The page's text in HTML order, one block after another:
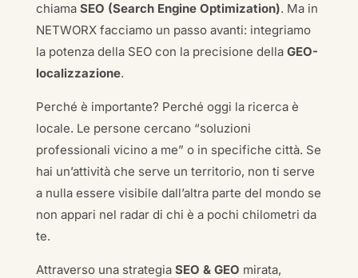
chiama SEO (Search Engine Optimization). Ma in
NETWORX facciamo un passo avanti: integriamo
la potenza della SEO con la precisione della GEO-
localizzazione.
Perché è importante? Perché oggi la ricerca è
locale. Le persone cercano “soluzioni
professionali vicino a me” o in specifiche città. Se
hai un’attività che serve un territorio, non ti serve
a nulla essere visibile dall’altra parte del mondo se
non appari nel radar di chi è a pochi chilometri da
te.
Attraverso una strategia SEO & GEO mirata,